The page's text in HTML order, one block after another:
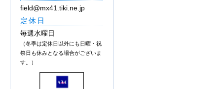
field@mx41.tiki.ne.jp
定休日
毎週水曜日
（冬季は定休日以外にも日曜・祝
祭日も休みとなる場合がございま
す。）